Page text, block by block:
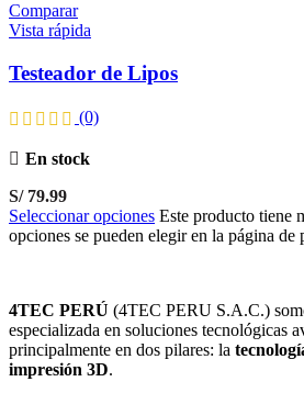
Comparar
Vista rápida
Testeador de Lipos
(0)
En stock
S/79.99
Seleccionar opciones Este producto tiene
opciones se pueden elegir en la página de
4TEC PERÚ (4TEC PERU S.A.C.)
especializada en soluciones tecnológicas
principalmente en dos pilares: la
impresión 3D.